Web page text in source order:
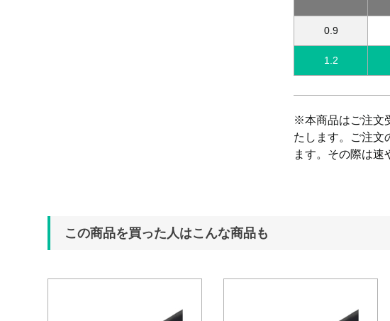
0.9
1.2
※本商品はご注文
たします。ご注文
ます。その際は速
この商品を買った人はこんな商品も